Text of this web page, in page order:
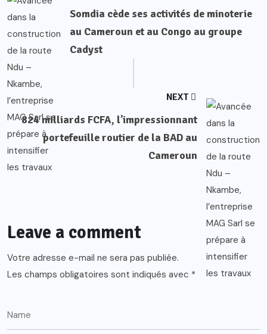
Somdia cède ses activités de minoterie
au Cameroun et au Congo au groupe
Cadyst
NEXT
824 milliards FCFA, l’impressionnant
portefeuille routier de la BAD au
Cameroun
Leave a comment
Votre adresse e-mail ne sera pas publiée.
Les champs obligatoires sont indiqués avec *